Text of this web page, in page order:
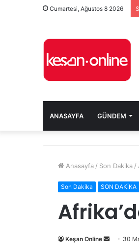
Cumartesi, Ağustos 8 2026
ANASAYFA GÜNDEM
Anasayfa / Son Dakika /
Son Dakika SON DAKİKA
Keşan Online
Bir
30